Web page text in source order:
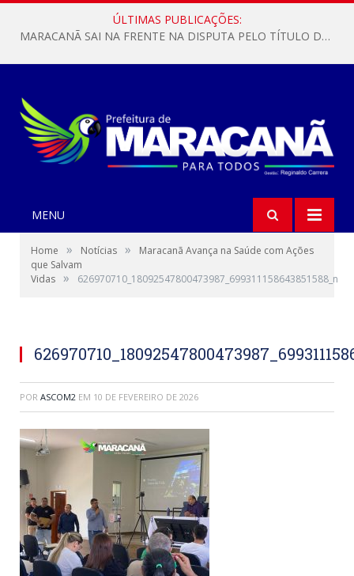
ÚLTIMAS PUBLICAÇÕES:
MARACANÃ SAI NA FRENTE NA DISPUTA PELO TÍTULO DA COPA PARÁ SUB-17!
MENU
Home » Notícias »
Maracanã Avança na Saúde com Ações
que Salvam
Vidas » 626970710_18092547800473987_699311158643851588_n
POR ASCOM2 EM 10 DE FEVEREIRO DE 2026